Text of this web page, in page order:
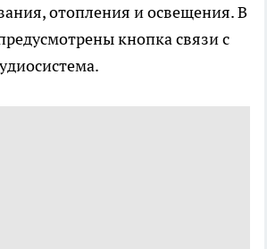
отопления и освещения. В
кнопка связи с